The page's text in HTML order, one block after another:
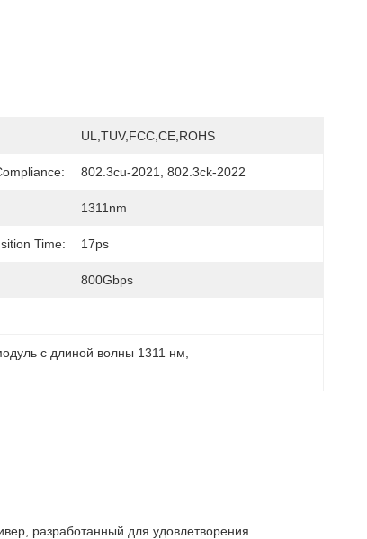
UL,TUV,FCC,CE,ROHS
802.3cu-2021, 802.3ck-2022
1311nm
Time: 17ps
800Gbps
с длиной волны 1311 нм
разработанный для удовлетворения